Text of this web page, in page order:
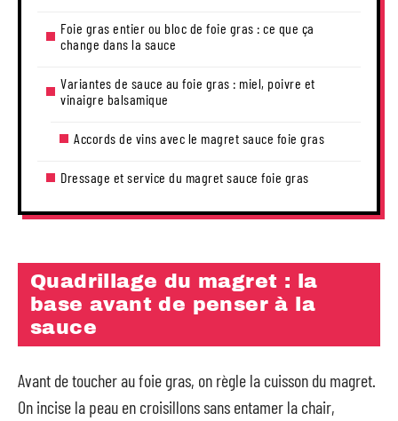
Foie gras entier ou bloc de foie gras : ce que ça
change dans la sauce
Variantes de sauce au foie gras : miel, poivre et
vinaigre balsamique
Accords de vins avec le magret sauce foie gras
Dressage et service du magret sauce foie gras
Quadrillage du magret : la
base avant de penser à la
sauce
Avant de toucher au foie gras, on règle la cuisson du magret.
On incise la peau en croisillons sans entamer la chair,